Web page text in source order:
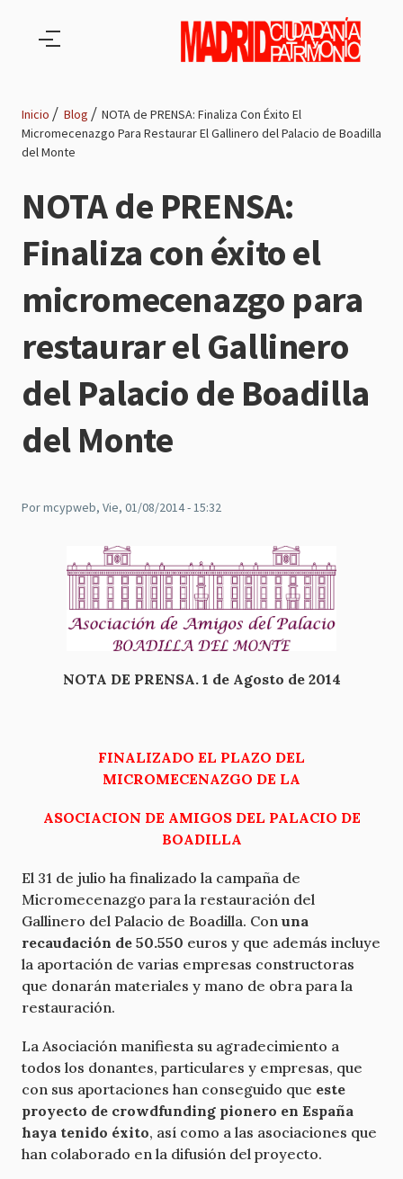
Ruta
de
navegación
Inicio Blog
NOTA de PRENSA: Finaliza Con Éxito El
Micromecenazgo Para Restaurar El Gallinero del Palacio de Boadilla
del Monte
NOTA de PRENSA:
Finaliza con éxito el
micromecenazgo para
restaurar el Gallinero
del Palacio de Boadilla
del Monte
Pormcypweb, Vie, 01/08/2014 - 15:32
NOTA DE PRENSA. 1 de Agosto de 2014
FINALIZADO EL PLAZO DEL
MICROMECENAZGO DE LA
ASOCIACION DE AMIGOS DEL PALACIO DE
BOADILLA
El 31 de julio ha finalizado la campaña de
Micromecenazgo para la restauración del
Gallinero del Palacio de Boadilla. Con una
recaudación de 50.550 euros y que además incluye
la aportación de varias empresas constructoras
que donarán materiales y mano de obra para la
restauración.
La Asociación manifiesta su agradecimiento a
todos los donantes, particulares y empresas, que
con sus aportaciones han conseguido que este
proyecto de crowdfunding pionero en España
haya tenido éxito, así como a las asociaciones que
han colaborado en la difusión del proyecto.